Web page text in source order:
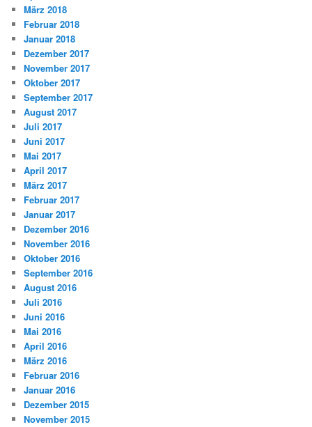
März 2018
Februar 2018
Januar 2018
Dezember 2017
November 2017
Oktober 2017
September 2017
August 2017
Juli 2017
Juni 2017
Mai 2017
April 2017
März 2017
Februar 2017
Januar 2017
Dezember 2016
November 2016
Oktober 2016
September 2016
August 2016
Juli 2016
Juni 2016
Mai 2016
April 2016
März 2016
Februar 2016
Januar 2016
Dezember 2015
November 2015